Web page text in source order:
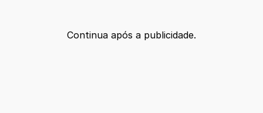
Continua após a publicidade.